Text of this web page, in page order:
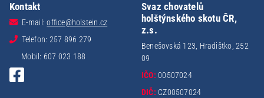
Kontakt
E-mail:office@holstein.cz
Telefon: 257 896 279
Mobil: 607 023 188
Svaz chovatelů
holštýnského skotu ČR,
z.s.
Benešovská 123, Hradištko, 252
09
IČO: 00507024
DIČ: CZ00507024